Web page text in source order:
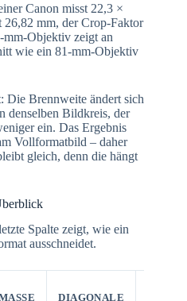
Canon misst 22,3 ×
26,82 mm, der Crop-Faktor
Objektiv zeigt an
wie ein 81-mm-Objektiv
Die Brennweite ändert sich
denselben Bildkreis, der
ein. Das Ergebnis
Vollformatbild – daher
gleich, denn die hängt
Spalte zeigt, wie ein
ausschneidet.
DIAGONALE